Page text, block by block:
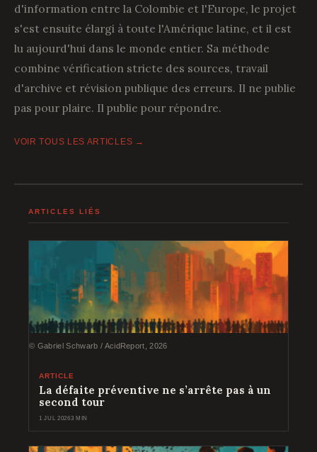
d'information entre la Colombie et l'Europe, le projet
s'est ensuite élargi à toute l'Amérique latine, et il est
lu aujourd'hui dans le monde entier. Sa méthode
combine vérification stricte des sources, travail
d'archive et révision publique des erreurs. Il ne publie
pas pour plaire. Il publie pour répondre.
VOIR TOUS LES ARTICLES →
ARTICLES LIÉS
© Gabriel Schwarb / AcidReport, 2026
ARTICLE
La défaite préventive ne s’arrête pas à un
second tour
1 JUL 20263 MIN